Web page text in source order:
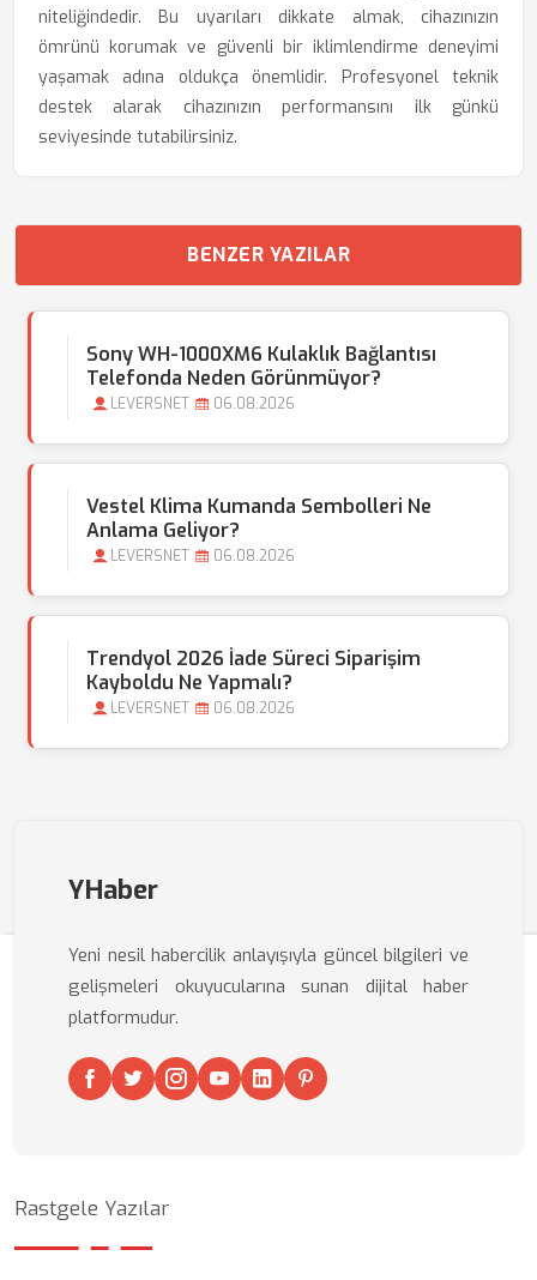
niteliğindedir. Bu uyarıları dikkate almak, cihazınızın
ömrünü korumak ve güvenli bir iklimlendirme deneyimi
yaşamak adına oldukça önemlidir. Profesyonel teknik
destek alarak cihazınızın performansını ilk günkü
seviyesinde tutabilirsiniz.
BENZER YAZILAR
Sony WH-1000XM6 Kulaklık Bağlantısı
Telefonda Neden Görünmüyor?
LEVERSNET 06.08.2026
Vestel Klima Kumanda Sembolleri Ne
Anlama Geliyor?
LEVERSNET 06.08.2026
Trendyol 2026 İade Süreci Siparişim
Kayboldu Ne Yapmalı?
LEVERSNET 06.08.2026
YHaber
Yeni nesil habercilik anlayışıyla güncel bilgileri ve
gelişmeleri okuyucularına sunan dijital haber
platformudur.
Rastgele Yazılar